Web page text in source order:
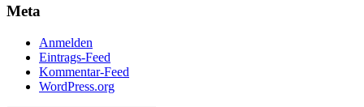
Meta
Anmelden
Eintrags-Feed
Kommentar-Feed
WordPress.org